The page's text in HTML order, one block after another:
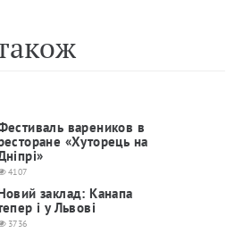
вареников в
«Хуторець на
4107
заклад: Канапа
і у Львові
3736